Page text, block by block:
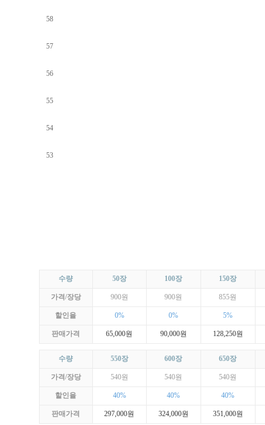
58
57
56
55
54
53
수량 50장 100장 150장
가격/장당 900원 900원 855원
할인율 0% 0% 5%
판매가격 65,000원 90,000원 128,250원
수량 550장 600장 650장
가격/장당 540원 540원 540원
할인율 40% 40% 40%
판매가격 297,000원 324,000원 351,000원